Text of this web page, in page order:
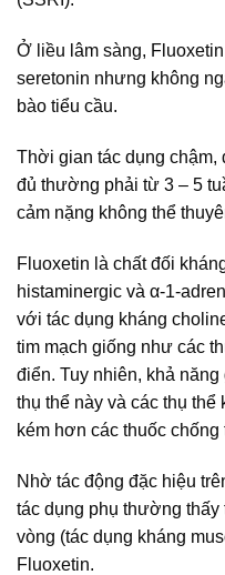
Ở liều lâm sàng,
seretonin nhưng không
bào tiểu cầu.
Thời gian tác dụng chậm,
đủ thường phải từ 3 – 5
cảm nặng không thể
Fluoxetin là chất đối
histaminergic và α-1-
với tác dụng kháng
tim mạch giống như các
điển. Tuy nhiên, khả
thụ thể này và các thụ thể
kém hơn các thuốc chống
Nhờ tác động đặc hiệu
tác dụng phụ thường thấy
vòng (tác dụng kháng
Fluoxetin.